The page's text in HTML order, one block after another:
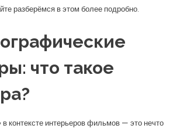
разберёмся в этом более подробно.
что такое
контексте интерьеров фильмов — это нечто